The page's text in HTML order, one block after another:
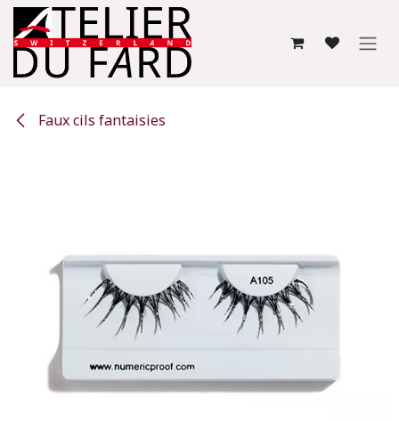
Se rendre au contenu
Faux cils fantaisies